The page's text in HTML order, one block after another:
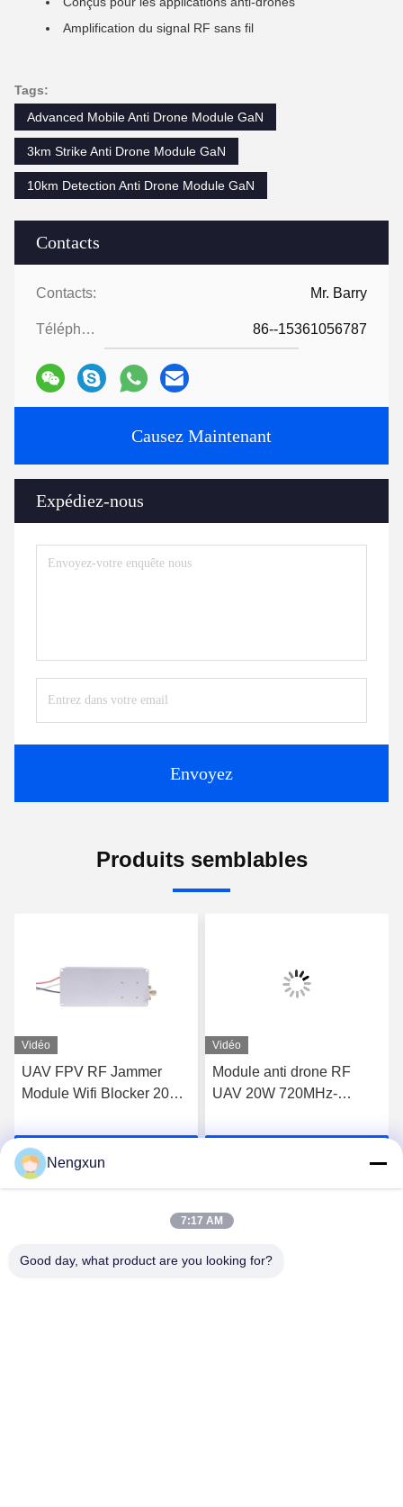
Contacts
Contacts: Mr. Barry
Téléphone: 86--15361056787
Causez Maintenant
Expédiez-nous
Envoyez
Amplification du signal RF sans fil
Tags:
Advanced Mobile Anti Drone Module GaN
3km Strike Anti Drone Module GaN
10km Detection Anti Drone Module GaN
Produits semblables
Vidéo
UAV FPV RF Jammer
Module Wifi Blocker 20W
Causez Maintenant
Vidéo
Module anti drone RF
UAV 20W 720MHz-
Drone Wifi Bluetooth
Nengxun
7:17 AM
Good day, what product are you looking for?